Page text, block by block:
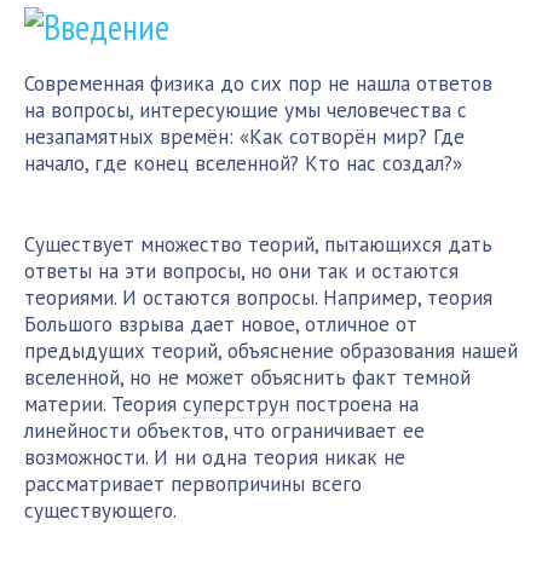
Введение
Современная физика до сих пор не нашла ответов
на вопросы, интересующие умы человечества с
незапамятных времён: «Как сотворён мир? Где
начало, где конец вселенной? Кто нас создал?»
Существует множество теорий, пытающихся дать
ответы на эти вопросы, но они так и остаются
теориями. И остаются вопросы. Например, теория
Большого взрыва дает новое, отличное от
предыдущих теорий, объяснение образования нашей
вселенной, но не может объяснить факт темной
материи. Теория суперструн построена на
линейности объектов, что ограничивает ее
возможности. И ни одна теория никак не
рассматривает первопричины всего
существующего.